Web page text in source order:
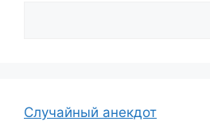
Случайный анекдот